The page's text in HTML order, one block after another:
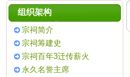
组织架构
宗祠简介
宗祠筹建史
宗祠百年3迁传薪火
永久名誉主席